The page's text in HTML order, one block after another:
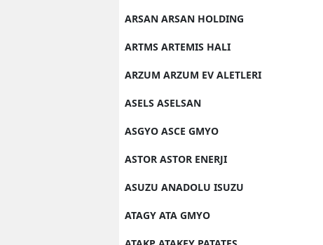
ARSAN ARSAN HOLDING
ARTMS ARTEMIS HALI
ARZUM ARZUM EV ALETLERI
ASELS ASELSAN
ASGYO ASCE GMYO
ASTOR ASTOR ENERJI
ASUZU ANADOLU ISUZU
ATAGY ATA GMYO